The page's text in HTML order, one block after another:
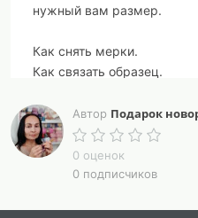
нужный вам размер.
Как снять мерки.
Как связать образец.
Как рассчитать
Как выполнить шапку без
Все это вы найдете в
Красочно оформленный
Автор Подарок
0 оценок
0 подписчиков